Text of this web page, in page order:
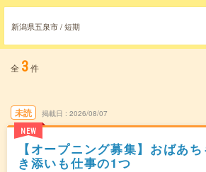
新潟県五泉市 / 短期
全 3件
未読
NEW
掲載日 2026/08/07
【オープニング募集】おばあ
き添いも仕事の1つ